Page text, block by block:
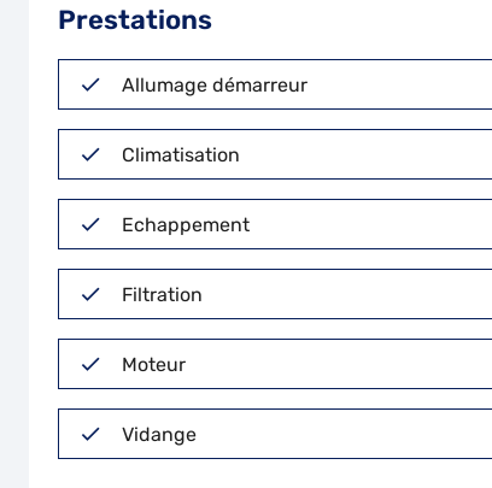
Prestations
Allumage démarreur
Climatisation
Echappement
Filtration
Moteur
Vidange